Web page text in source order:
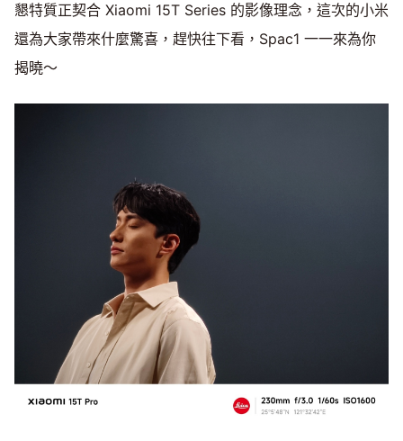
懇特質正契合 Xiaomi 15T Series 的影像理念，這次的小米
還為大家帶來什麼驚喜，趕快往下看，Spac1 一一來為你
揭曉～